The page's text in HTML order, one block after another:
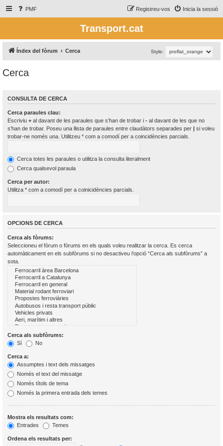
PMF Inicia la sessió
Registreu-vos
Transport.cat
Índex del fòrum Cerca Style:
Cerca
CONSULTA DE CERCA
Cerca paraules clau:
Escriviu + al davant de les paraules que s’han de trobar i - al davant de les que no
s’han de trobar. Poseu una llista de paraules entre claudàtors separades per | si voleu
trobar-ne només una. Utilitzeu * com a comodí per a coincidències parcials.
Cerca totes les paraules o utilitza la consulta literalment
Cerca qualsevol paraula
Cerca per autor:
Utilitza * com a comodí per a coinicidències parcials.
OPCIONS DE CERCA
Cerca als fòrums:
Seleccioneu el fòrum o fòrums en els quals voleu realitzar la cerca. Es cerca
automàticament en els subfòrums si no desactiveu l’opció “Cerca als subfòrums” a
sota.
Cerca als subfòrums:
Sí
No
Cerca a:
Assumptes i text dels missatges
Només el text del missatge
Només títols de tema
Només la primera entrada dels temes
Mostra els resultats com:
Entrades
Temes
Ordena els resultats per: